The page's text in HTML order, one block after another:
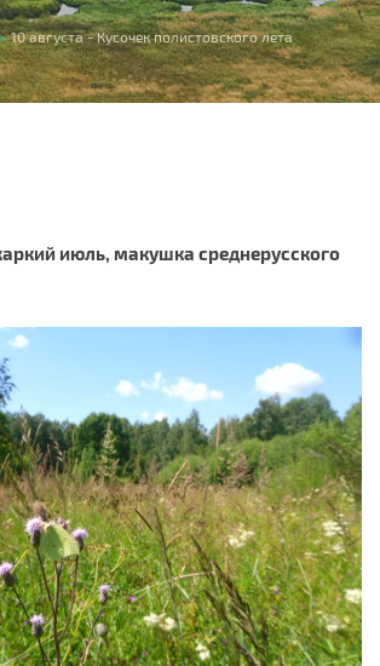
» 10 августа - Кусочек полистовского лета
июль, макушка среднерусского